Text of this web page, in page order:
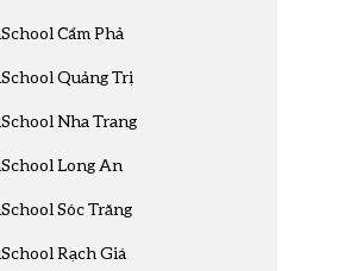
Cẩm Phả
Quảng Trị
Nha Trang
Long An
Sóc Trăng
Rạch Giá